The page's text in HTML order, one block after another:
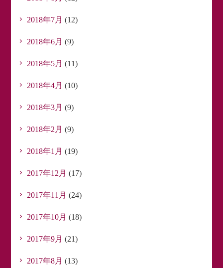
2018年7月 (12)
2018年6月 (9)
2018年5月 (11)
2018年4月 (10)
2018年3月 (9)
2018年2月 (9)
2018年1月 (19)
2017年12月 (17)
2017年11月 (24)
2017年10月 (18)
2017年9月 (21)
2017年8月 (13)